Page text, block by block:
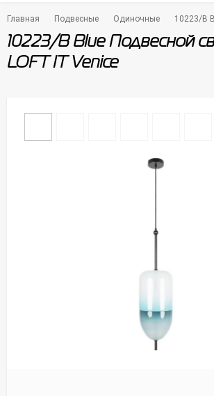
Главная Подвесные Одиночные 10223/B
10223/B Blue Подвесной
LOFT IT Venice